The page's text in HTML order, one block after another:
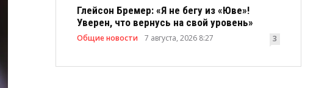
Глейсон Бремер: «Я не бегу из «Юве»!
Уверен, что вернусь на свой уровень»
Общие новости 7 августа, 2026 8:27 3